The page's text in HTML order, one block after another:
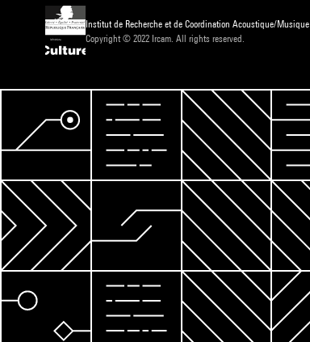
Institut de Recherche et de Coordination Acoustique/Musique
Copyright © 2022 Ircam. All rights reserved.